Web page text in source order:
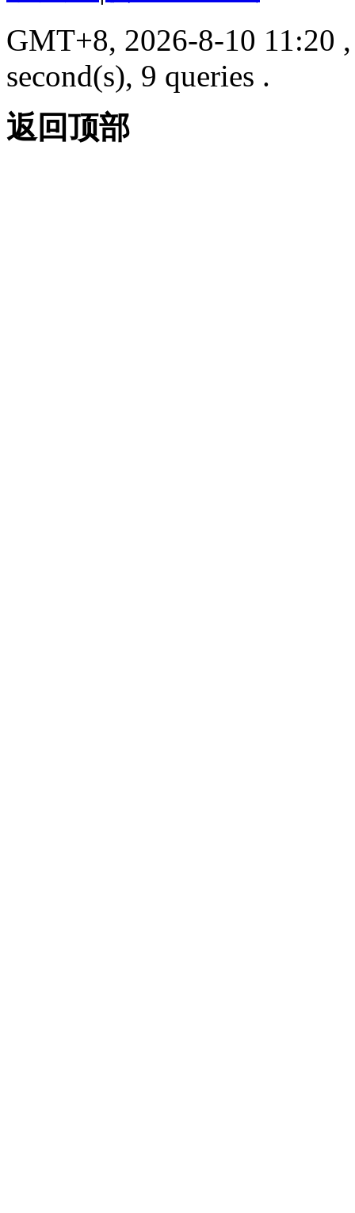
GMT+8, 2026-8-10 11:20
second(s), 9 queries .
返回顶部